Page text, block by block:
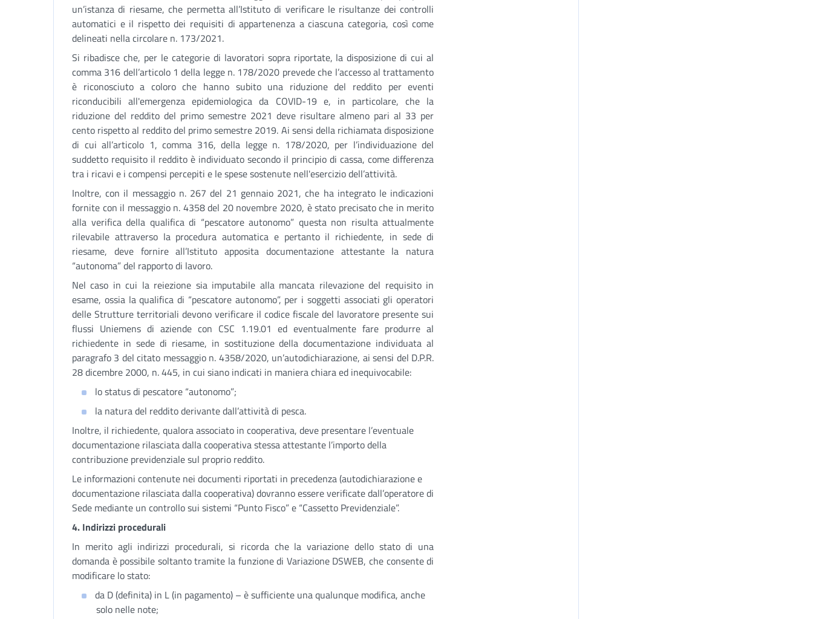
un’istanza di riesame, che permetta all’Istituto di verificare le risultanze dei controlli
automatici e il rispetto dei requisiti di appartenenza a ciascuna categoria, così come
delineati nella circolare n. 173/2021.
Si ribadisce che, per le categorie di lavoratori sopra riportate, la disposizione di cui al
comma 316 dell’articolo 1 della legge n. 178/2020 prevede che l’accesso al trattamento
è riconosciuto a coloro che hanno subito una riduzione del reddito per eventi
riconducibili all'emergenza epidemiologica da COVID-19 e, in particolare, che la
riduzione del reddito del primo semestre 2021 deve risultare almeno pari al 33 per
cento rispetto al reddito del primo semestre 2019. Ai sensi della richiamata disposizione
di cui all’articolo 1, comma 316, della legge n. 178/2020, per l’individuazione del
suddetto requisito il reddito è individuato secondo il principio di cassa, come differenza
tra i ricavi e i compensi percepiti e le spese sostenute nell'esercizio dell’attività.
Inoltre, con il messaggio n. 267 del 21 gennaio 2021, che ha integrato le indicazioni
fornite con il messaggio n. 4358 del 20 novembre 2020, è stato precisato che in merito
alla verifica della qualifica di “pescatore autonomo” questa non risulta attualmente
rilevabile attraverso la procedura automatica e pertanto il richiedente, in sede di
riesame, deve fornire all’Istituto apposita documentazione attestante la natura
“autonoma” del rapporto di lavoro.
Nel caso in cui la reiezione sia imputabile alla mancata rilevazione del requisito in
esame, ossia la qualifica di “pescatore autonomo”, per i soggetti associati gli operatori
delle Strutture territoriali devono verificare il codice fiscale del lavoratore presente sui
flussi Uniemens di aziende con CSC 1.19.01 ed eventualmente fare produrre al
richiedente in sede di riesame, in sostituzione della documentazione individuata al
paragrafo 3 del citato messaggio n. 4358/2020, un’autodichiarazione, ai sensi del D.P.R.
28 dicembre 2000, n. 445, in cui siano indicati in maniera chiara ed inequivocabile:
lo status di pescatore “autonomo”;
la natura del reddito derivante dall’attività di pesca.
Inoltre, il richiedente, qualora associato in cooperativa, deve presentare l’eventuale
documentazione rilasciata dalla cooperativa stessa attestante l’importo della
contribuzione previdenziale sul proprio reddito.
Le informazioni contenute nei documenti riportati in precedenza (autodichiarazione e
documentazione rilasciata dalla cooperativa) dovranno essere verificate dall’operatore di
Sede mediante un controllo sui sistemi “Punto Fisco” e “Cassetto Previdenziale”.
4. Indirizzi procedurali
In merito agli indirizzi procedurali, si ricorda che la variazione dello stato di una
domanda è possibile soltanto tramite la funzione di Variazione DSWEB, che consente di
modificare lo stato:
da D (definita) in L (in pagamento) – è sufficiente una qualunque modifica, anche
solo nelle note;